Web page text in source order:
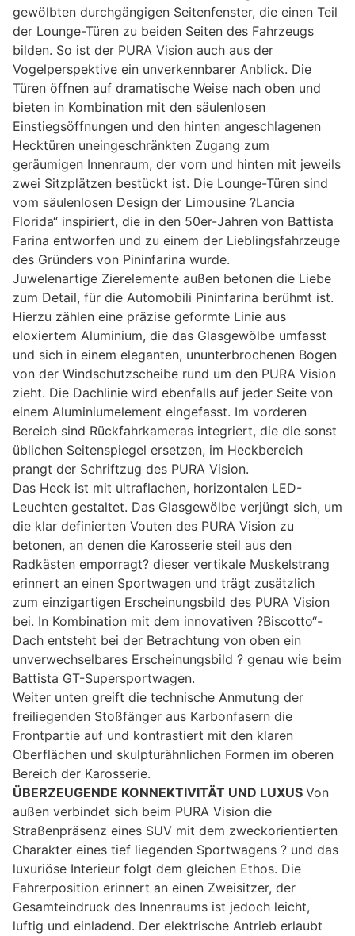
gewölbten durchgängigen Seitenfenster, die einen Teil
der Lounge-Türen zu beiden Seiten des Fahrzeugs
bilden. So ist der PURA Vision auch aus der
Vogelperspektive ein unverkennbarer Anblick. Die
Türen öffnen auf dramatische Weise nach oben und
bieten in Kombination mit den säulenlosen
Einstiegsöffnungen und den hinten angeschlagenen
Hecktüren uneingeschränkten Zugang zum
geräumigen Innenraum, der vorn und hinten mit jeweils
zwei Sitzplätzen bestückt ist. Die Lounge-Türen sind
vom säulenlosen Design der Limousine ?Lancia
Florida“ inspiriert, die in den 50er-Jahren von Battista
Farina entworfen und zu einem der Lieblingsfahrzeuge
des Gründers von Pininfarina wurde.
Juwelenartige Zierelemente außen betonen die Liebe
zum Detail, für die Automobili Pininfarina berühmt ist.
Hierzu zählen eine präzise geformte Linie aus
eloxiertem Aluminium, die das Glasgewölbe umfasst
und sich in einem eleganten, ununterbrochenen Bogen
von der Windschutzscheibe rund um den PURA Vision
zieht. Die Dachlinie wird ebenfalls auf jeder Seite von
einem Aluminiumelement eingefasst. Im vorderen
Bereich sind Rückfahrkameras integriert, die die sonst
üblichen Seitenspiegel ersetzen, im Heckbereich
prangt der Schriftzug des PURA Vision.
Das Heck ist mit ultraflachen, horizontalen LED-
Leuchten gestaltet. Das Glasgewölbe verjüngt sich, um
die klar definierten Vouten des PURA Vision zu
betonen, an denen die Karosserie steil aus den
Radkästen emporragt? dieser vertikale Muskelstrang
erinnert an einen Sportwagen und trägt zusätzlich
zum einzigartigen Erscheinungsbild des PURA Vision
bei. In Kombination mit dem innovativen ?Biscotto“-
Dach entsteht bei der Betrachtung von oben ein
unverwechselbares Erscheinungsbild ? genau wie beim
Battista GT-Supersportwagen.
Weiter unten greift die technische Anmutung der
freiliegenden Stoßfänger aus Karbonfasern die
Frontpartie auf und kontrastiert mit den klaren
Oberflächen und skulpturähnlichen Formen im oberen
Bereich der Karosserie.
ÜBERZEUGENDE KONNEKTIVITÄT UND LUXUS Von
außen verbindet sich beim PURA Vision die
Straßenpräsenz eines SUV mit dem zweckorientierten
Charakter eines tief liegenden Sportwagens ? und das
luxuriöse Interieur folgt dem gleichen Ethos. Die
Fahrerposition erinnert an einen Zweisitzer, der
Gesamteindruck des Innenraums ist jedoch leicht,
luftig und einladend. Der elektrische Antrieb erlaubt